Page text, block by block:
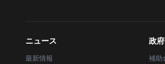
ニュース
最新情報
政
補助